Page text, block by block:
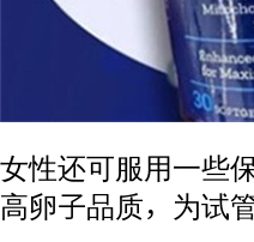
女性还可服用一些
高卵子品质，为试